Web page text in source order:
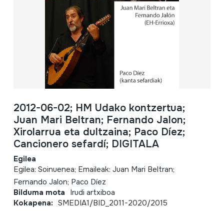
2012-06-02; HM Udako kontzertua;
Juan Mari Beltran; Fernando Jalon;
Xirolarrua eta dultzaina; Paco Díez;
Cancionero sefardí; DIGITALA
Egilea
Egilea: Soinuenea; Emaileak: Juan Mari Beltran;
Fernando Jalon; Paco Díez
Bilduma mota Irudi artxiboa
Kokapena: SMEDIA1/BID_2011-2020/2015